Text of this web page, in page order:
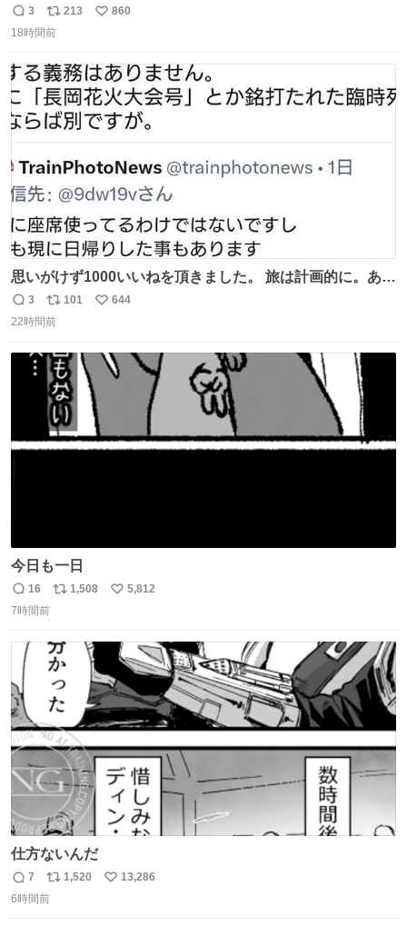
ック・ホームズに「ワトソン」と喋ってもらうためのアク
スタです！！！
返
信
3
リ
ポ
ト
数
213
い
数
860
18時間前
思いがけず1000いいねを頂きました。 旅は計画的に。あな
たの旅は誰も保証してくれない。 お金を出したら際限なく
ワガママを受け入れてくれると思うな。それはカスハラ。
言え。 以上、乗り鉄の端くれの意見でした。
返
信
3
リ
ポ
ト
数
101
い
数
644
22時間前
今日も一日
返
信
16
リ
ト
数
1,508
い
数
5,812
7時間前
仕方ないんだ
返
信
7
リ
ポ
1,520
い
13,286
6時間前